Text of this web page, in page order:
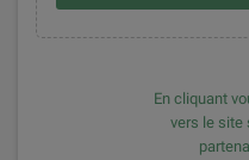
En cliquant
vers le site